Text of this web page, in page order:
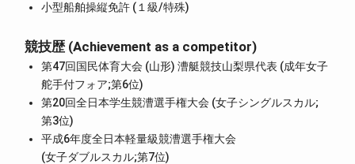
小型船舶操縦免許 (１級/特殊)
競技歴 (Achievement as a competitor)
第47回国民体育大会 (山形) 漕艇競技山梨県代表 (成年女子
舵手付フォア;第6位)
第20回全日本学生競漕選手権大会 (女子シングルスカル;
第3位)
平成6年度全日本軽量級競漕選手権大会
(女子ダブルスカル;第7位)